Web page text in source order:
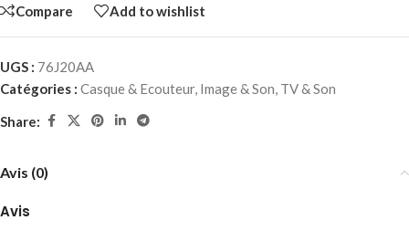
Compare Add to wishlist
UGS : 76J20AA
Catégories : Casque & Ecouteur, Image & Son, TV & Son
Share:
Avis (0)
Avis